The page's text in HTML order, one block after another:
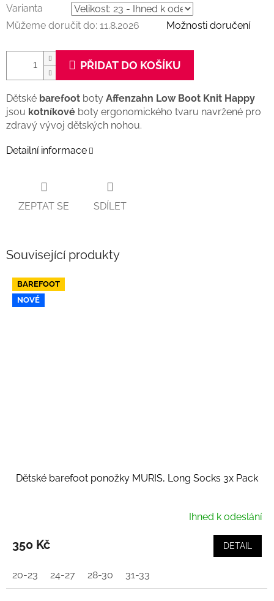
Varianta
Můžeme doručit do: 11.8.2026 Možnosti doručení
PŘIDAT DO KOŠÍKU
Dětské barefoot boty Affenzahn Low Boot Knit Happy
jsou kotníkové boty ergonomického tvaru navržené pro
zdravý vývoj dětských nohou.
Detailní informace
ZEPTAT SE SDÍLET
Související produkty
BAREFOOT
NOVÉ
Dětské barefoot ponožky MURIS, Long Socks 3x Pack
Ihned k odeslání
350 Kč DETAIL
20-23 24-27 28-30 31-33